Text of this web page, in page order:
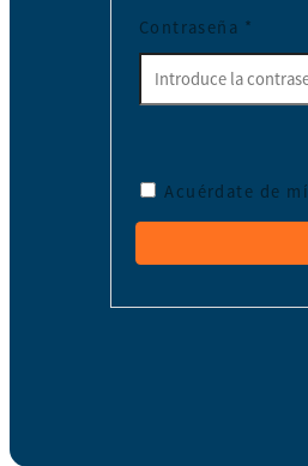
Contraseña *
Acuérdate de mí